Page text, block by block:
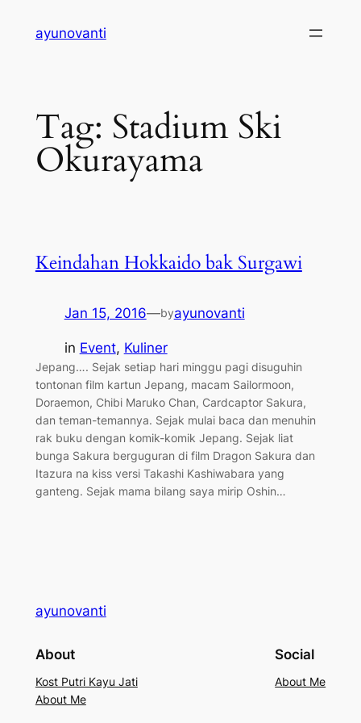
ayunovanti
Tag: Stadium Ski
Okurayama
Keindahan Hokkaido bak Surgawi
Jan 15, 2016—byayunovanti
in Event, Kuliner
Jepang…. Sejak setiap hari minggu pagi disuguhin
tontonan film kartun Jepang, macam Sailormoon,
Doraemon, Chibi Maruko Chan, Cardcaptor Sakura,
dan teman-temannya. Sejak mulai baca dan menuhin
rak buku dengan komik-komik Jepang. Sejak liat
bunga Sakura berguguran di film Dragon Sakura dan
Itazura na kiss versi Takashi Kashiwabara yang
ganteng. Sejak mama bilang saya mirip Oshin…
ayunovanti
About
Kost Putri Kayu Jati
About Me
Social
About Me